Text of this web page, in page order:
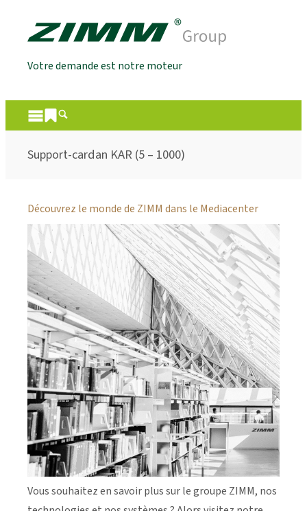
Votre demande est notre moteur
Support-cardan KAR (5 – 1000)
Découvrez le monde de ZIMM dans le Mediacenter
Vous souhaitez en savoir plus sur le groupe ZIMM, nos